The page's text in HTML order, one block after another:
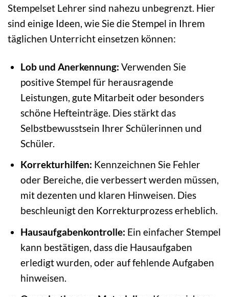
Stempelset Lehrer sind nahezu unbegrenzt. Hier
sind einige Ideen, wie Sie die Stempel in Ihrem
täglichen Unterricht einsetzen können:
Lob und Anerkennung: Verwenden Sie
positive Stempel für herausragende
Leistungen, gute Mitarbeit oder besonders
schöne Hefteinträge. Dies stärkt das
Selbstbewusstsein Ihrer Schülerinnen und
Schüler.
Korrekturhilfen: Kennzeichnen Sie Fehler
oder Bereiche, die verbessert werden müssen,
mit dezenten und klaren Hinweisen. Dies
beschleunigt den Korrekturprozess erheblich.
Hausaufgabenkontrolle: Ein einfacher Stempel
kann bestätigen, dass die Hausaufgaben
erledigt wurden, oder auf fehlende Aufgaben
hinweisen.